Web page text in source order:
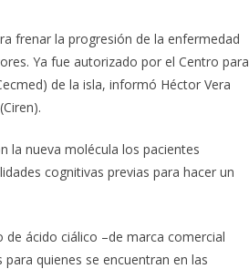
frenar la progresión de la enfermedad
Ya fue autorizado por el Centro para
de la isla, informó Héctor Vera
la nueva molécula los pacientes
cognitivas previas para hacer un
ácido ciálico –de marca comercial
quienes se encuentran en las